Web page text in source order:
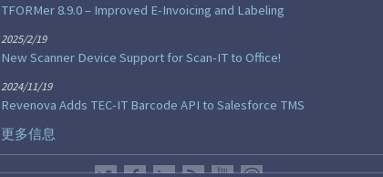
TFORMer 8.9.0 – Improved E-Invoicing and Labeling
2025/2/19
New Scanner Device Support for Scan-IT to Office!
2024/11/19
Revenova Adds TEC-IT Barcode API to Salesforce TMS
更多信息